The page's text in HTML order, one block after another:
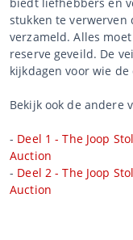
stukken te
verzameld. Alles
reserve geveild. De
kijkdagen voor wie
Bekijk ook de andere
- Deel 1 - The Joop
Auction
- Deel 2 - The Joop
Auction